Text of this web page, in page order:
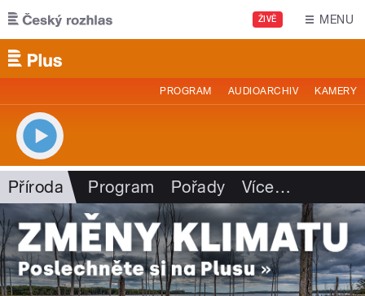
Přejít k hlavnímu obsahu
ŽIVĚ MENU
PROGRAM AUDIOARCHIV KAMERY
Příroda Program Pořady Více…